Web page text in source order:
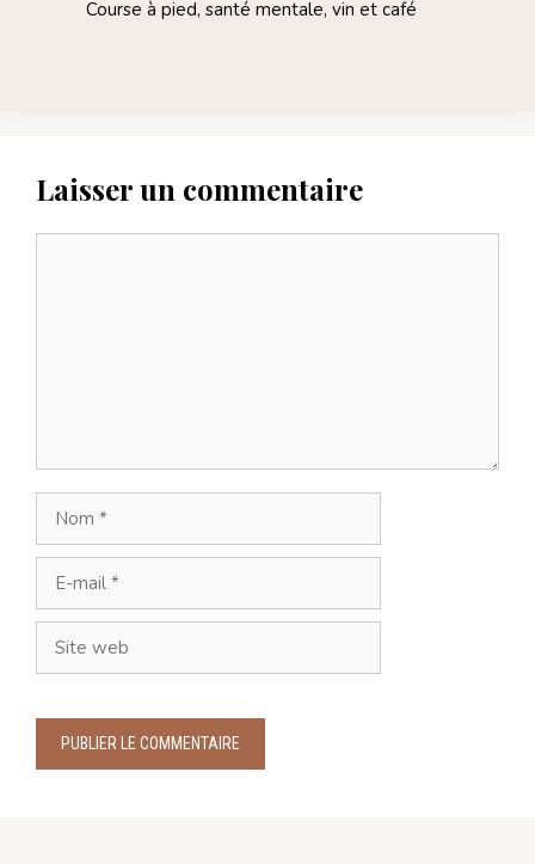
Course à pied, santé mentale, vin et café
Laisser un commentaire
Nom
mail
Site
web